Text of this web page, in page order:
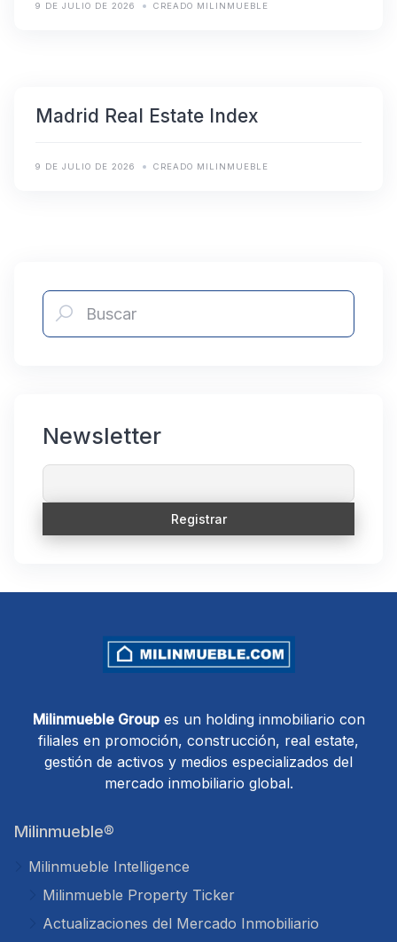
9 DE JULIO DE 2026 CREADO MILINMUEBLE
Madrid Real Estate Index
9 DE JULIO DE 2026 CREADO MILINMUEBLE
Newsletter
Milinmueble Groupes un holding inmobiliario con
filiales en promoción, construcción, real estate,
gestión de activos y medios especializados del
mercado inmobiliario global.
Milinmueble®
Milinmueble Intelligence
Milinmueble Property Ticker
Actualizaciones del Mercado Inmobiliario